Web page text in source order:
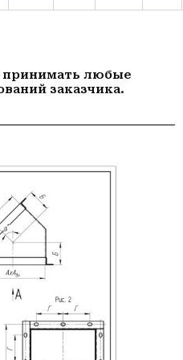
принимать любые
заказчика.